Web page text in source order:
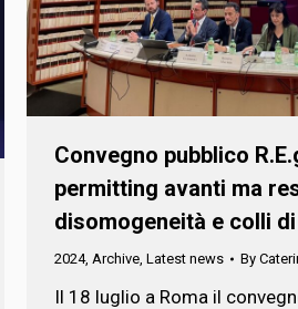
Convegno pubblico
permitting avanti ma
disomogeneità e colli
2024, Archive Latest news By
Il 18 luglio a Roma il